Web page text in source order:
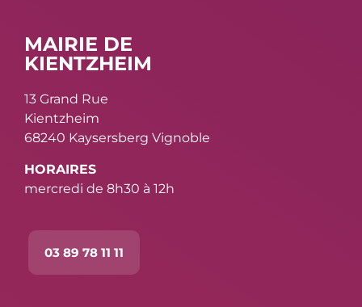
MAIRIE DE
KIENTZHEIM
13 Grand Rue
Kientzheim
68240 Kaysersberg Vignoble
HORAIRES
mercredi de 8h30 à 12h
03 89 78 11 11